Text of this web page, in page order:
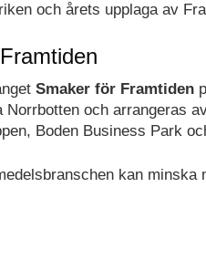
och årets upplaga av
Smaker för Framtiden
och arrangeras
Boden Business Park
kan minska